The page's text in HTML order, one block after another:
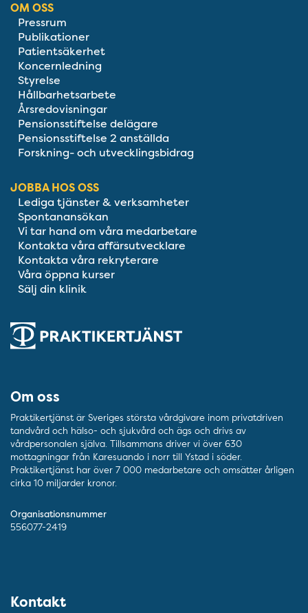
OM OSS
Pressrum
Publikationer
Patientsäkerhet
Koncernledning
Styrelse
Hållbarhetsarbete
Årsredovisningar
Pensionsstiftelse delägare
Pensionsstiftelse 2 anställda
Forskning- och utvecklingsbidrag
JOBBA HOS OSS
Lediga tjänster & verksamheter
Spontanansökan
Vi tar hand om våra medarbetare
Kontakta våra affärsutvecklare
Kontakta våra rekryterare
Våra öppna kurser
Sälj din klinik
Om oss
Praktikertjänst är Sveriges största vårdgivare inom privatdriven
tandvård och hälso- och sjukvård och ägs och drivs av
vårdpersonalen själva. Tillsammans driver vi över 630
mottagningar från Karesuando i norr till Ystad i söder.
Praktikertjänst har över 7 000 medarbetare och omsätter årligen
cirka 10 miljarder kronor.
Organisationsnummer
556077-2419
Kontakt